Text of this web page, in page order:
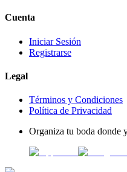
Cuenta
Iniciar Sesión
Registrarse
Legal
Términos y Condiciones
Política de Privacidad
Organiza tu boda donde